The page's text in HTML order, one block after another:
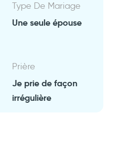
Type De Mariage
Une seule épouse
Prière
Je prie de façon
irrégulière